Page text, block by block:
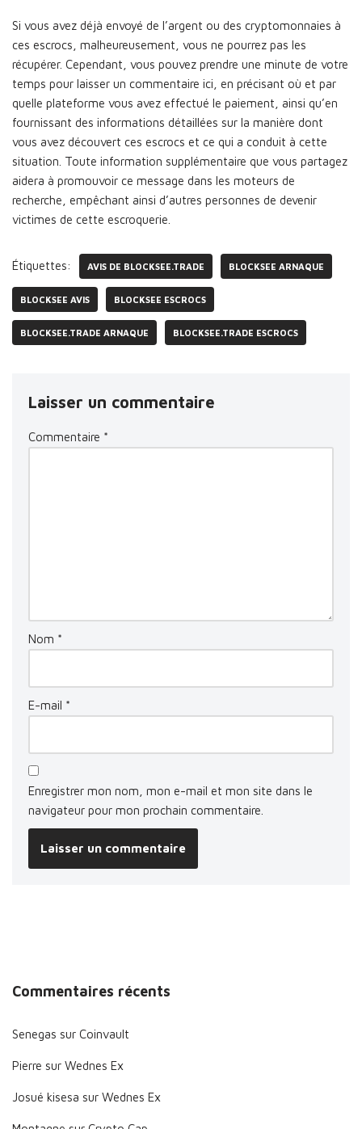
Si vous avez déjà envoyé de l’argent ou des cryptomonnaies à
ces escrocs, malheureusement, vous ne pourrez pas les
récupérer. Cependant, vous pouvez prendre une minute de votre
temps pour laisser un commentaire ici, en précisant où et par
quelle plateforme vous avez effectué le paiement, ainsi qu’en
fournissant des informations détaillées sur la manière dont
vous avez découvert ces escrocs et ce qui a conduit à cette
situation. Toute information supplémentaire que vous partagez
aidera à promouvoir ce message dans les moteurs de
recherche, empêchant ainsi d’autres personnes de devenir
victimes de cette escroquerie.
Étiquettes: AVIS DE BLOCKSEE.TRADE BLOCKSEE ARNAQUE
BLOCKSEE AVIS BLOCKSEE ESCROCS
BLOCKSEE.TRADE ARNAQUE BLOCKSEE.TRADE ESCROCS
Laisser un commentaire
Commentaire *
Nom *
E-mail *
Enregistrer mon nom, mon e-mail et mon site dans le
navigateur pour mon prochain commentaire.
Commentaires récents
Senegas sur Coinvault
Pierre sur Wednes Ex
Josué kisesa sur Wednes Ex